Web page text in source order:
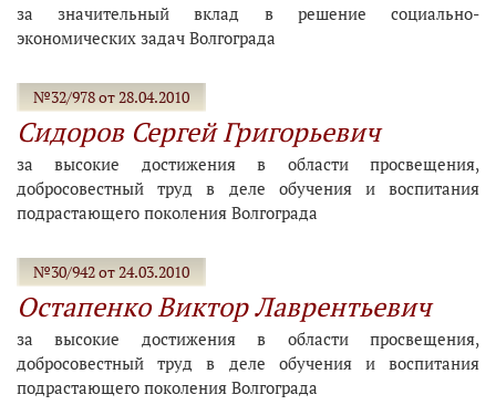
за значительный вклад в решение социально-
экономических задач Волгограда
№32/978 от 28.04.2010
Сидоров Сергей Григорьевич
за высокие достижения в области просвещения,
добросовестный труд в деле обучения и воспитания
подрастающего поколения Волгограда
№30/942 от 24.03.2010
Остапенко Виктор Лаврентьевич
за высокие достижения в области просвещения,
добросовестный труд в деле обучения и воспитания
подрастающего поколения Волгограда